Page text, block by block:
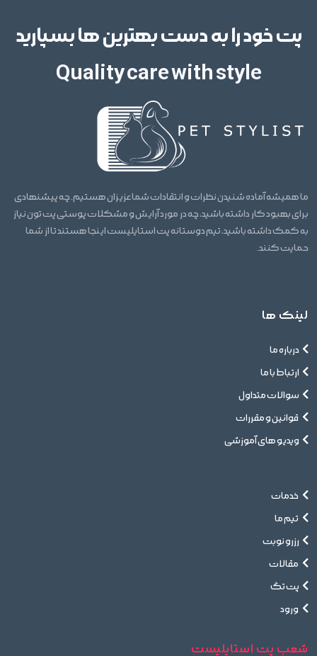
پت خود را به دست بهترین ها بسپارید
Quality care with style
ما همیشه آماده شنیدن نظرات و انتقادات شما عزیزان هستیم. چه پیشنهادی
برای بهبود کار داشته باشید، چه در مورد آرایش و مشکلات پوستی پت تون نیاز
به کمک داشته باشید، تیم دوستانه پت استایلیست اینجا هستند تا از شما
حمایت کنند.
لینک ها
درباره ما
ارتباط با ما
سوالات متداول
قوانین و مقررات
ویدیو های آموزشی
خدمات
تیم ما
رزرو نوبت
مقالات
پت تگ
ورود
شعب پت استایلیست